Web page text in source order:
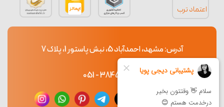
آدرس: مشهد، احمدآباد 5، نبش پاستور 1، پلاک 7
38453765 - 051